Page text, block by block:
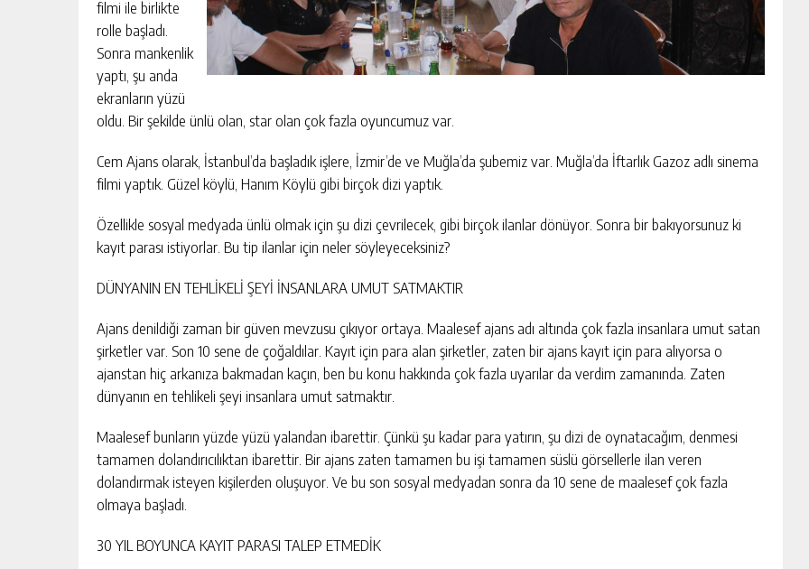
filmi ile birlikte
rolle başladı.
Sonra mankenlik
yaptı, şu anda
ekranların yüzü
oldu. Bir şekilde ünlü olan, star olan çok fazla oyuncumuz var.
Cem Ajans olarak, İstanbul’da başladık işlere, İzmir’de ve Muğla’da şubemiz var. Muğla’da İftarlık Gazoz adlı sinema
filmi yaptık. Güzel köylü, Hanım Köylü gibi birçok dizi yaptık.
Özellikle sosyal medyada ünlü olmak için şu dizi çevrilecek, gibi birçok ilanlar dönüyor. Sonra bir bakıyorsunuz ki
kayıt parası istiyorlar. Bu tip ilanlar için neler söyleyeceksiniz?
DÜNYANIN EN TEHLİKELİ ŞEYİ İNSANLARA UMUT SATMAKTIR
Ajans denildiği zaman bir güven mevzusu çıkıyor ortaya. Maalesef ajans adı altında çok fazla insanlara umut satan
şirketler var. Son 10 sene de çoğaldılar. Kayıt için para alan şirketler, zaten bir ajans kayıt için para alıyorsa o
ajanstan hiç arkanıza bakmadan kaçın, ben bu konu hakkında çok fazla uyarılar da verdim zamanında. Zaten
dünyanın en tehlikeli şeyi insanlara umut satmaktır.
Maalesef bunların yüzde yüzü yalandan ibarettir. Çünkü şu kadar para yatırın, şu dizi de oynatacağım, denmesi
tamamen dolandırıcılıktan ibarettir. Bir ajans zaten tamamen bu işi tamamen süslü görsellerle ilan veren
dolandırmak isteyen kişilerden oluşuyor. Ve bu son sosyal medyadan sonra da 10 sene de maalesef çok fazla
olmaya başladı.
30 YIL BOYUNCA KAYIT PARASI TALEP ETMEDİK